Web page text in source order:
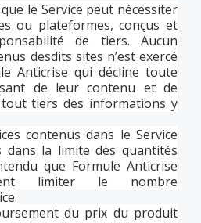
le Service peut nécessiter
ou plateformes, conçus et
de tiers. Aucun
desdits sites n’est exercé
Anticrise qui décline toute
de leur contenu et de
tiers des informations y
contenus dans le Service
la limite des quantités
que Formule Anticrise
limiter le nombre
du prix du produit